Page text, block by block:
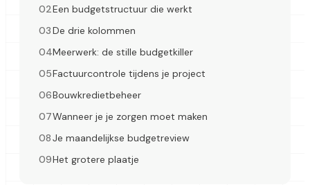
Een budgetstructuur die werkt
De drie kolommen
Meerwerk: de stille budgetkiller
Factuurcontrole tijdens je project
Bouwkredietbeheer
Wanneer je je zorgen moet maken
Je maandelijkse budgetreview
Het grotere plaatje